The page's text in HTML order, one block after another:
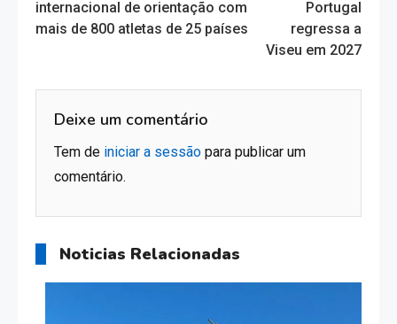
articles
internacional de orientação com
mais de 800 atletas de 25 países
Portugal
regressa a
Viseu em 2027
Deixe um comentário
Tem de iniciar a sessão para publicar um
comentário.
Noticias Relacionadas